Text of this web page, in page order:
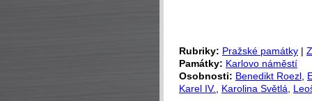
Rubriky: Pražské památky |
Památky: Karlovo náměstí
Osobnosti: Benedikt Roezl
Karel IV.
Karolina Světlá